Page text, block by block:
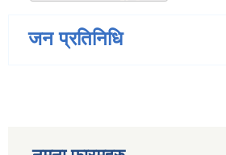
जन प्रतिनिधि